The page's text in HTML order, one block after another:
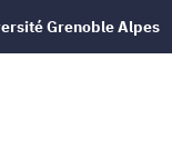
Grenoble Alpes